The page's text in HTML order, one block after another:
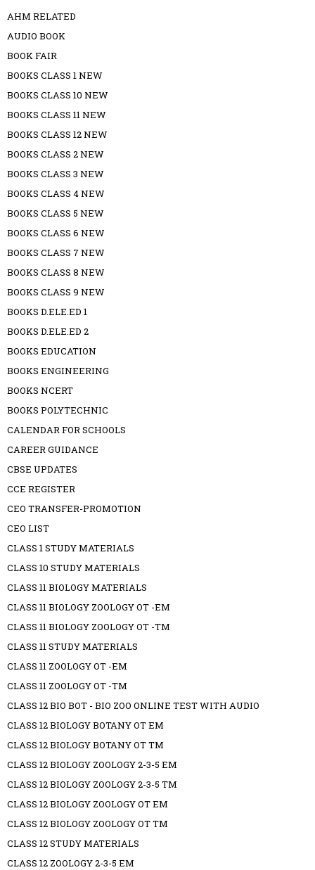
AHM RELATED
AUDIO BOOK
BOOK FAIR
BOOKS CLASS 1 NEW
BOOKS CLASS 10 NEW
BOOKS CLASS 11 NEW
BOOKS CLASS 12 NEW
BOOKS CLASS 2 NEW
BOOKS CLASS 3 NEW
BOOKS CLASS 4 NEW
BOOKS CLASS 5 NEW
BOOKS CLASS 6 NEW
BOOKS CLASS 7 NEW
BOOKS CLASS 8 NEW
BOOKS CLASS 9 NEW
BOOKS D.ELE.ED 1
BOOKS D.ELE.ED 2
BOOKS EDUCATION
BOOKS ENGINEERING
BOOKS NCERT
BOOKS POLYTECHNIC
CALENDAR FOR SCHOOLS
CAREER GUIDANCE
CBSE UPDATES
CCE REGISTER
CEO TRANSFER-PROMOTION
CEO LIST
CLASS 1 STUDY MATERIALS
CLASS 10 STUDY MATERIALS
CLASS 11 BIOLOGY MATERIALS
CLASS 11 BIOLOGY ZOOLOGY OT -EM
CLASS 11 BIOLOGY ZOOLOGY OT -TM
CLASS 11 STUDY MATERIALS
CLASS 11 ZOOLOGY OT -EM
CLASS 11 ZOOLOGY OT -TM
CLASS 12 BIO BOT - BIO ZOO ONLINE TEST WITH AUDIO
CLASS 12 BIOLOGY BOTANY OT EM
CLASS 12 BIOLOGY BOTANY OT TM
CLASS 12 BIOLOGY ZOOLOGY 2-3-5 EM
CLASS 12 BIOLOGY ZOOLOGY 2-3-5 TM
CLASS 12 BIOLOGY ZOOLOGY OT EM
CLASS 12 BIOLOGY ZOOLOGY OT TM
CLASS 12 STUDY MATERIALS
CLASS 12 ZOOLOGY 2-3-5 EM